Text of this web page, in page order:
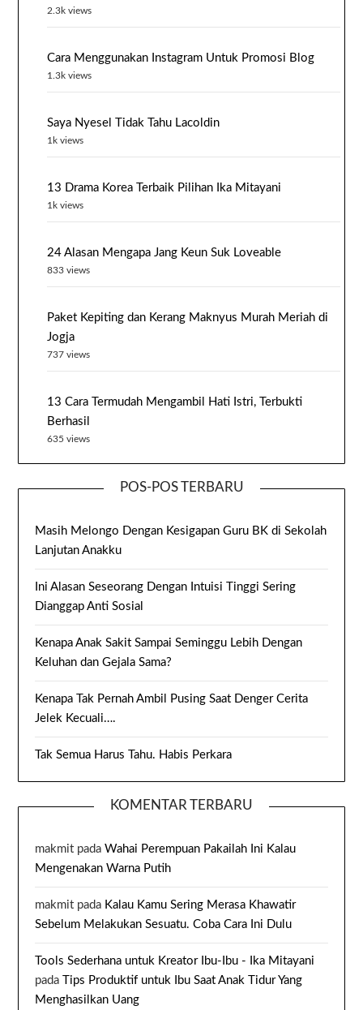
2.3k views
Cara Menggunakan Instagram Untuk Promosi Blog
1.3k views
Saya Nyesel Tidak Tahu Lacoldin
1k views
13 Drama Korea Terbaik Pilihan Ika Mitayani
1k views
24 Alasan Mengapa Jang Keun Suk Loveable
833 views
Paket Kepiting dan Kerang Maknyus Murah Meriah di
Jogja
737 views
13 Cara Termudah Mengambil Hati Istri, Terbukti
Berhasil
635 views
POS-POS TERBARU
Masih Melongo Dengan Kesigapan Guru BK di Sekolah
Lanjutan Anakku
Ini Alasan Seseorang Dengan Intuisi Tinggi Sering
Dianggap Anti Sosial
Kenapa Anak Sakit Sampai Seminggu Lebih Dengan
Keluhan dan Gejala Sama?
Kenapa Tak Pernah Ambil Pusing Saat Denger Cerita
Jelek Kecuali….
Tak Semua Harus Tahu. Habis Perkara
KOMENTAR TERBARU
makmit padaWahai Perempuan Pakailah Ini Kalau
Mengenakan Warna Putih
makmit pada Kalau Kamu Sering Merasa Khawatir
Sebelum Melakukan Sesuatu. Coba Cara Ini Dulu
Tools Sederhana untuk Kreator Ibu-Ibu - Ika Mitayani
pada
Tips Produktif untuk Ibu Saat Anak Tidur Yang
Menghasilkan Uang